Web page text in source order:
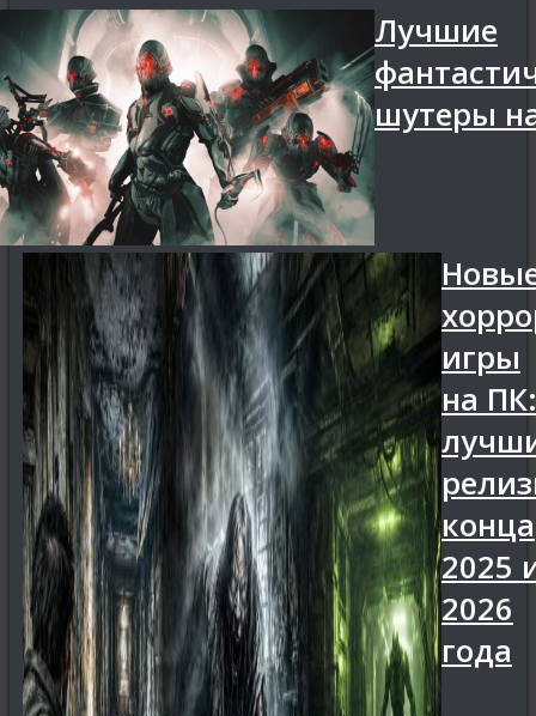
Лучшие
шутеры
игры
на ПК:
конца
2025
2026
года